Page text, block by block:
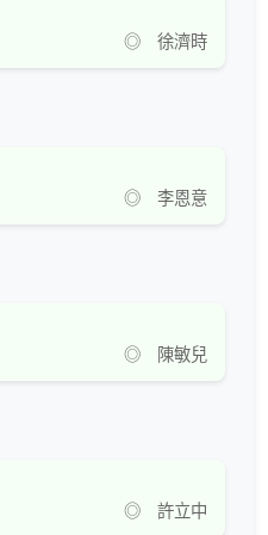
◎ 徐濟時
◎ 李恩意
◎ 陳敏兒
◎ 許立中